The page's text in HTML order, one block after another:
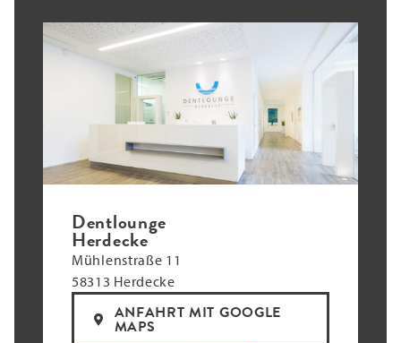
Dentlounge
Herdecke
Mühlenstraße 11
58313 Herdecke
ANFAHRT MIT GOOGLE
MAPS